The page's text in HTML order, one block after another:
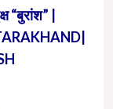
“बुरांश” |